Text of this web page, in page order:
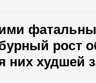
рост
них худшей